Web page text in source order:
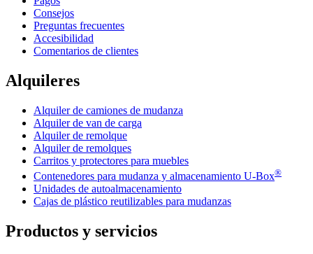
Consejos
Preguntas frecuentes
Accesibilidad
Comentarios de clientes
Alquileres
Alquiler de camiones de mudanza
Alquiler de van de carga
Alquiler de remolque
Alquiler de remolques
Carritos y protectores para muebles
Contenedores para mudanza y almacenamiento U-Box®
Unidades de autoalmacenamiento
Cajas de plástico reutilizables para mudanzas
Productos y servicios